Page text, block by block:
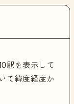
駅を表示して
て緯度経度か